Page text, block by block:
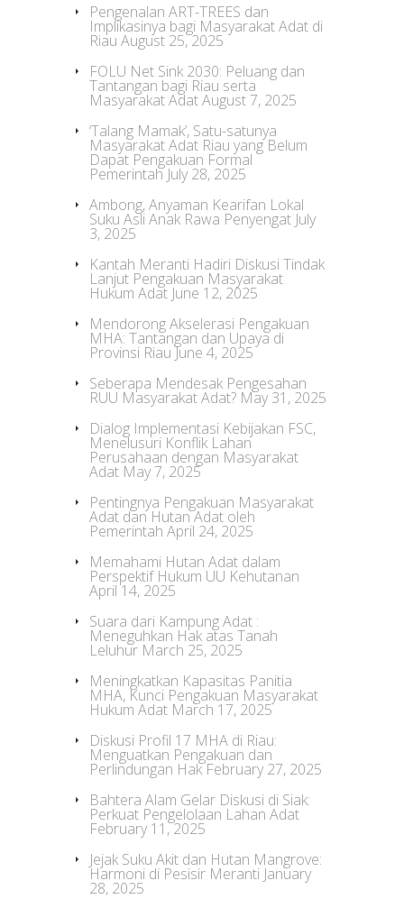
Pengenalan ART-TREES dan
Implikasinya bagi Masyarakat Adat di
Riau August 25, 2025
FOLU Net Sink 2030: Peluang dan
Tantangan bagi Riau serta
Masyarakat AdatAugust 7, 2025
‘Talang Mamak’, Satu-satunya
Masyarakat Adat Riau yang Belum
Dapat Pengakuan Formal
Pemerintah July 28, 2025
Ambong, Anyaman Kearifan Lokal
Suku Asli Anak Rawa Penyengat July
3, 2025
Kantah Meranti Hadiri Diskusi Tindak
Lanjut Pengakuan Masyarakat
Hukum Adat June 12, 2025
Mendorong Akselerasi Pengakuan
MHA: Tantangan dan Upaya di
Provinsi Riau June 4, 2025
Seberapa Mendesak Pengesahan
RUU Masyarakat Adat? May 31, 2025
Dialog Implementasi Kebijakan FSC,
Menelusuri Konflik Lahan
Perusahaan dengan Masyarakat
Adat May 7, 2025
Pentingnya Pengakuan Masyarakat
Adat dan Hutan Adat oleh
Pemerintah April 24, 2025
Memahami Hutan Adat dalam
Perspektif Hukum UU Kehutanan
April 14, 2025
Suara dari Kampung Adat :
Meneguhkan Hak atas Tanah
Leluhur March 25, 2025
Meningkatkan Kapasitas Panitia
MHA, Kunci Pengakuan Masyarakat
Hukum Adat March 17, 2025
Diskusi Profil 17 MHA di Riau:
Menguatkan Pengakuan dan
Perlindungan Hak February 27, 2025
Bahtera Alam Gelar Diskusi di Siak:
Perkuat Pengelolaan Lahan Adat
February 11, 2025
Jejak Suku Akit dan Hutan Mangrove:
Harmoni di Pesisir Meranti January
28, 2025